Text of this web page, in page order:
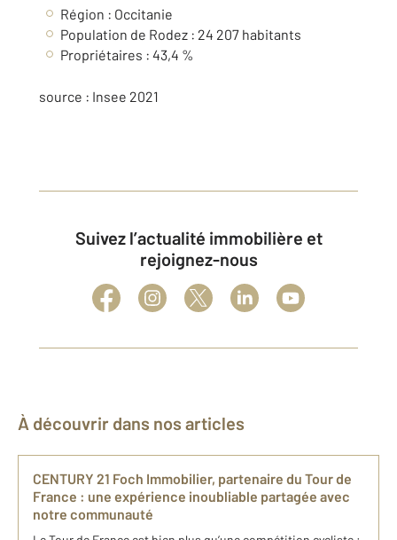
Région : Occitanie
Population de Rodez : 24 207 habitants
Propriétaires : 43,4 %
source : Insee 2021
Suivez l’actualité immobilière et
rejoignez-nous
À découvrir dans nos articles
CENTURY 21 Foch Immobilier, partenaire du Tour de
France : une expérience inoubliable partagée avec
notre communauté